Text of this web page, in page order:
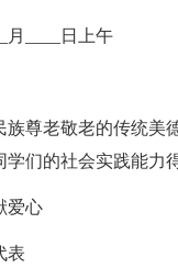
月____日上午
族尊老敬老的传统美
们的社会实践能力
爱心
表